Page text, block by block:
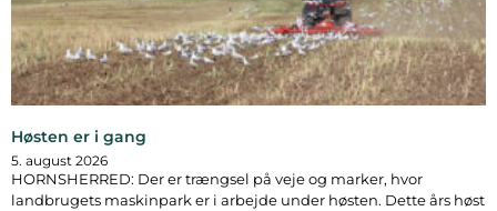
Høsten er i gang
5. august 2026
HORNSHERRED: Der er trængsel på veje og marker, hvor
landbrugets maskinpark er i arbejde under høsten. Dette års høst